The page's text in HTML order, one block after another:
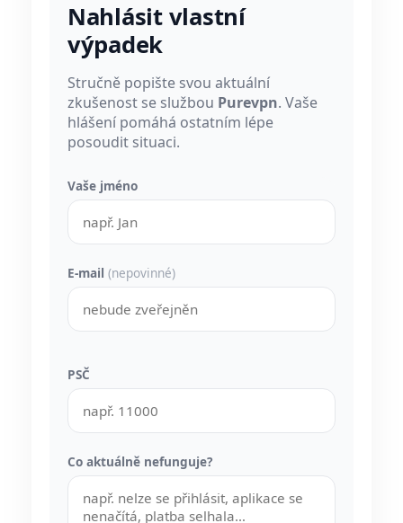
Nahlásit vlastní
výpadek
Stručně popište svou aktuální
zkušenost se službou Purevpn. Vaše
hlášení pomáhá ostatním lépe
posoudit situaci.
Vaše jméno
E-mail (nepovinné)
PSČ
Co aktuálně nefunguje?